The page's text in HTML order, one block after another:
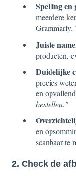
Spelling en
meerdere
Grammarly.
Juiste
producten,
Duidelijke
precies
en
bestellen."
en
scanbaar te
2. Check de